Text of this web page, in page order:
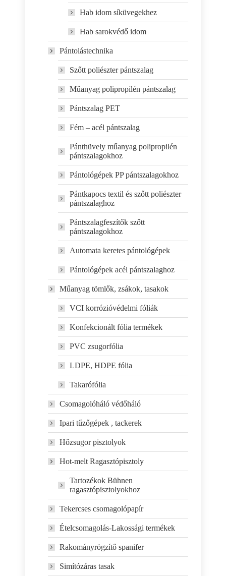
Hab idom síküvegekhez
Hab sarokvédő idom
Pántolástechnika
Szőtt poliészter pántszalag
Műanyag polipropilén pántszalag
Pántszalag PET
Fém – acél pántszalag
Pánthüvely műanyag polipropilén
pántszalagokhoz
Pántológépek PP pántszalagokhoz
Pántkapocs textil és szőtt poliészter
pántszalaghoz
Pántszalagfeszítők szőtt
pántszalagokhoz
Automata keretes pántológépek
Pántológépek acél pántszalaghoz
Műanyag tömlők, zsákok, tasakok
VCI korrózióvédelmi fóliák
Konfekcionált fólia termékek
PVC zsugorfólia
LDPE, HDPE fólia
Takarófólia
Csomagolóháló védőháló
Ipari tűzőgépek , tackerek
Hőzsugor pisztolyok
Hot-melt Ragasztópisztoly
Tartozékok Bühnen
ragasztópisztolyokhoz
Tekercses csomagolópapír
Ételcsomagolás-Lakossági termékek
Rakományrögzítő spanifer
Simítózáras tasak